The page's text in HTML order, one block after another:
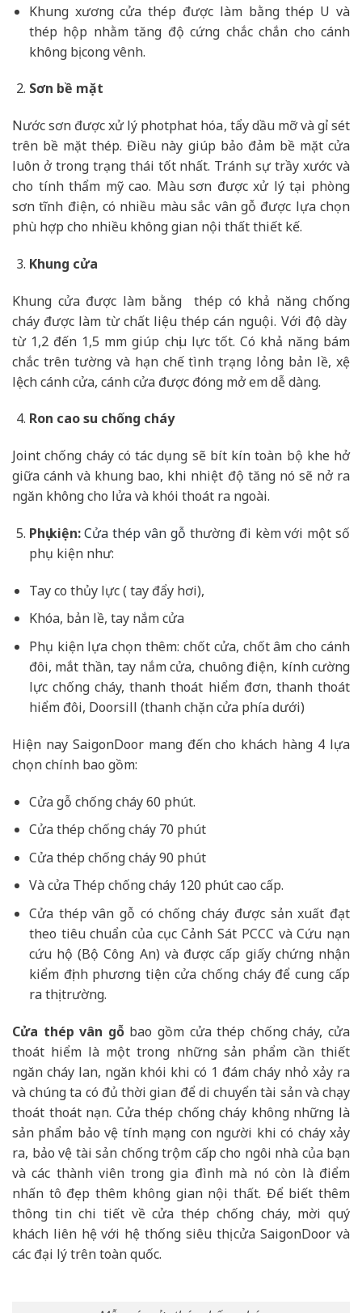
Khung xương cửa thép được làm bằng thép U và
thép hộp nhằm tăng độ cứng chắc chắn cho cánh
không bị cong vênh.
Sơn bề mặt
Nước sơn được xử lý photphat hóa, tẩy dầu mỡ và gỉ sét
trên bề mặt thép. Điều này giúp bảo đảm bề mặt cửa
luôn ở trong trạng thái tốt nhất. Tránh sự trầy xước và
cho tính thẩm mỹ cao. Màu sơn được xử lý tại phòng
sơn tĩnh điện, có nhiều màu sắc vân gỗ được lựa chọn
phù hợp cho nhiều không gian nội thất thiết kế.
Khung cửa
Khung cửa được làm bằng thép có khả năng chống
cháy được làm từ chất liệu thép cán nguội. Với độ dày
từ 1,2 đến 1,5 mm giúp chịu lực tốt. Có khả năng bám
chắc trên tường và hạn chế tình trạng lỏng bản lề, xệ
lệch cánh cửa, cánh cửa được đóng mở em dễ dàng.
Ron cao su chống cháy
Joint chống cháy có tác dụng sẽ bít kín toàn bộ khe hở
giữa cánh và khung bao, khi nhiệt độ tăng nó sẽ nở ra
ngăn không cho lửa và khói thoát ra ngoài.
Phụ kiện:Cửa thép vân gỗ thường đi kèm với một số
phụ kiện như:
Tay co thủy lực ( tay đẩy hơi),
Khóa, bản lề, tay nắm cửa
Phụ kiện lựa chọn thêm: chốt cửa, chốt âm cho cánh
đôi, mắt thần, tay nắm cửa, chuông điện, kính cường
lực chống cháy, thanh thoát hiểm đơn, thanh thoát
hiểm đôi, Doorsill (thanh chặn cửa phía dưới)
Hiện nay SaigonDoor mang đến cho khách hàng 4 lựa
chọn chính bao gồm:
Cửa gỗ chống cháy 60 phút.
Cửa thép chống cháy 70 phút
Cửa thép chống cháy 90 phút
Và cửa Thép chống cháy 120 phút cao cấp.
Cửa thép vân gỗ có chống cháy được sản xuất đạt
theo tiêu chuẩn của cục Cảnh Sát PCCC và Cứu nạn
cứu hộ (Bộ Công An) và được cấp giấy chứng nhận
kiểm định phương tiện cửa chống cháy để cung cấp
ra thị trường.
Cửa thép vân gỗbao gồm cửa thép chống cháy, cửa
thoát hiểm là một trong những sản phẩm cần thiết
ngăn cháy lan, ngăn khói khi có 1 đám cháy nhỏ xảy ra
và chúng ta có đủ thời gian để di chuyển tài sản và chạy
thoát thoát nạn. Cửa thép chống cháy không những là
sản phẩm bảo vệ tính mạng con người khi có cháy xảy
ra, bảo vệ tài sản chống trộm cấp cho ngôi nhà của bạn
và các thành viên trong gia đình mà nó còn là điểm
nhấn tô đẹp thêm không gian nội thất. Để biết thêm
thông tin chi tiết về cửa thép chống cháy, mời quý
khách liên hệ với hệ thống siêu thị cửa SaigonDoor và
các đại lý trên toàn quốc.